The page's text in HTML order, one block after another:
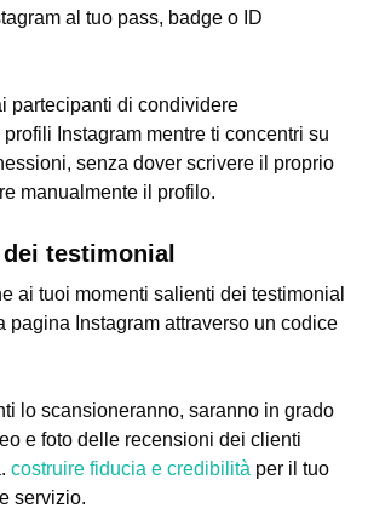
al tuo pass, badge o ID
partecipanti di condividere
Instagram mentre ti concentri su
senza dover scrivere il proprio
manualmente il profilo.
testimonial
ai tuoi momenti salienti dei testimonial
pagina Instagram attraverso un codice
lo scansioneranno, saranno in grado
e foto delle recensioni dei clienti
costruire fiducia e credibilità per il tuo
servizio.